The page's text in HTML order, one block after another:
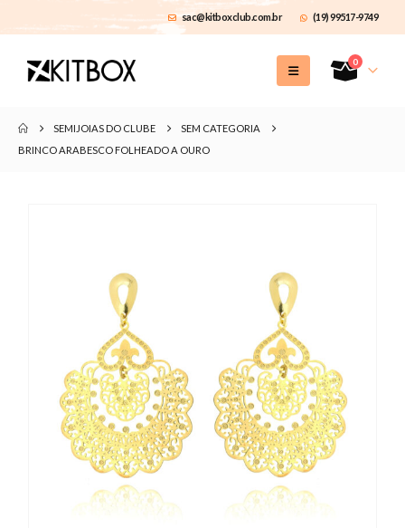
sac@kitboxclub.com.br (19) 99517-9749
0
SEMIJOIAS DO CLUBE
SEM CATEGORIA
BRINCO ARABESCO FOLHEADO A OURO